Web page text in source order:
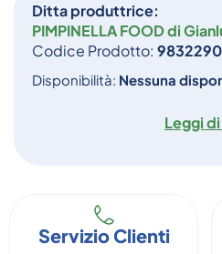
Ditta produttrice:
PIMPINELLA FOOD di
Codice Prodotto:
Disponibilità: Nessuna
Leggi
Servizio Clienti